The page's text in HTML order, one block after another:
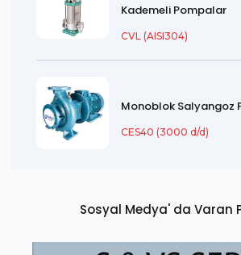
Kademeli Pompalar
CVL (AISI304)
Monoblok Salyangoz
CES40 (3000 d/d)
Sosyal Medya' da Varan